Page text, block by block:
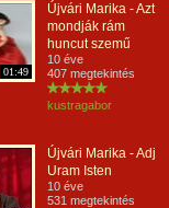
01:49
Újvári Marika - Azt
mondják rám
huncut szemű
10 éve
407 megtekintés
kustragabor
Újvári Marika - Adj
Uram Isten
10 éve
531 megtekintés